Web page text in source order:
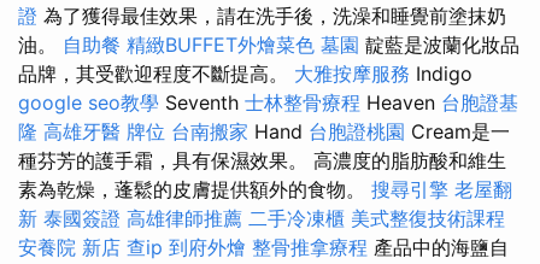
證 為了獲得最佳效果，請在洗手後，洗澡和睡覺前塗抹奶
油。 自助餐 精緻BUFFET外燴菜色 墓園 靛藍是波蘭化妝品
品牌，其受歡迎程度不斷提高。 大雅按摩服務 Indigo
google seo教學 Seventh 士林整骨療程 Heaven 台胞證基
隆 高雄牙醫 牌位 台南搬家 Hand 台胞證桃園 Cream是一
種芬芳的護手霜，具有保濕效果。 高濃度的脂肪酸和維生
素為乾燥，蓬鬆的皮膚提供額外的食物。 搜尋引擎 老屋翻
新 泰國簽證 高雄律師推薦 二手冷凍櫃 美式整復技術課程
安養院 新店 查ip 到府外燴 整骨推拿療程 產品中的海鹽自